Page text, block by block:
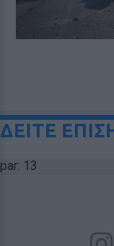
ΔΕΙΤΕ
par: 13